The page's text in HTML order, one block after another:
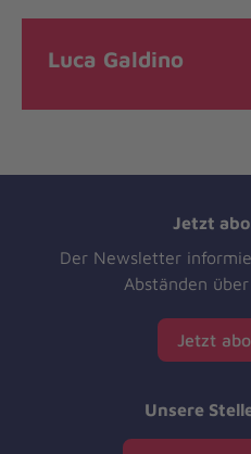
Luca Galdino
Jetzt
Der Newsletter
Abständen
Jetzt
Unsere